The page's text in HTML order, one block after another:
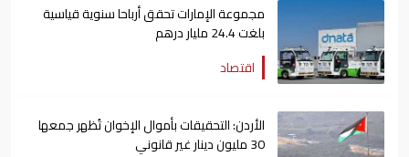
مجموعة الإمارات تحقق أرباحا سنوية قياسية
بلغت 24.4 مليار درهم
اقتصاد
الأردن: التحقيقات بأموال الإخوان تُظهر جمعها
30 مليون دينار غير قانوني